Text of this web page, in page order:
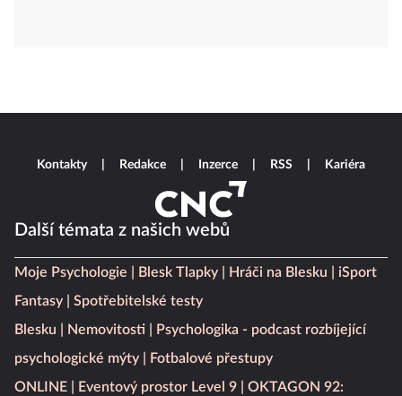
Další témata z našich webů
Moje Psychologie Blesk Tlapky Hráči na Blesku
iSport
Fantasy
Spotřebitelské testy
Blesku
Nemovitosti
Psychologika - podcast rozbíjející
psychologické mýty
Fotbalové přestupy
ONLINE
Eventový prostor Level 9
OKTAGON 92:
Kontakty Redakce Inzerce RSS Kariéra